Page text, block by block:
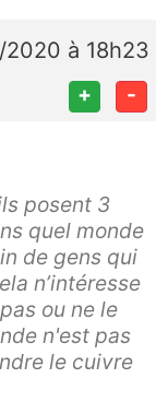
à 18h23
+ -
posent 3
quel monde
de gens qui
n’intéresse
ou ne le
n'est pas
le cuivre